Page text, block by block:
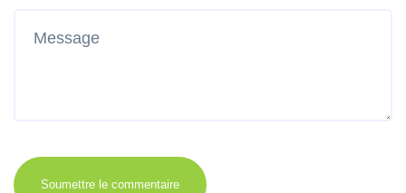
Soumettre le commentaire